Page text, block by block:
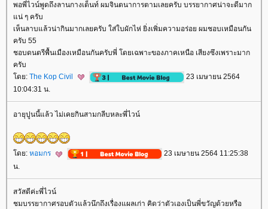
พอพี่ไวน์พูดถึงลานกางเต็นท์ ผมจินตนาการตามเลยครับ บรรยากาศน่าจะดีมาก
น่ ๆ ครับ
เห็นลาบแล้วน่ากินมากเลยครับ ใส่ใบผักไห่ ยิ่งเพิ่มความอร่อย ผมชอบเหมือนกัน
ครับ 55
ชอบดนตรีพื้นเมืองเหมือนกันครับพี่ โดยเฉพาะของภาคเหนือ เสียงซึงเพราะมาก
ครับ
ดย: The Kop Civil
23 เมษายน 2564
10:04:31 น.
อายุปูนนี้แล้ว ไม่เคยกินสามกลีบหละพี่ไวน์
ดย: หอมกร
23 เมษายน 2564 11:25:38
น.
สวัสดีค่ะพี่ไวน์
ชมบรรยากาศรอบตัวแล้วนึกถึงเรื่องแผลเก่า คิดว่าตัวเองเป็นพี่ขวัญด้วยหรือ